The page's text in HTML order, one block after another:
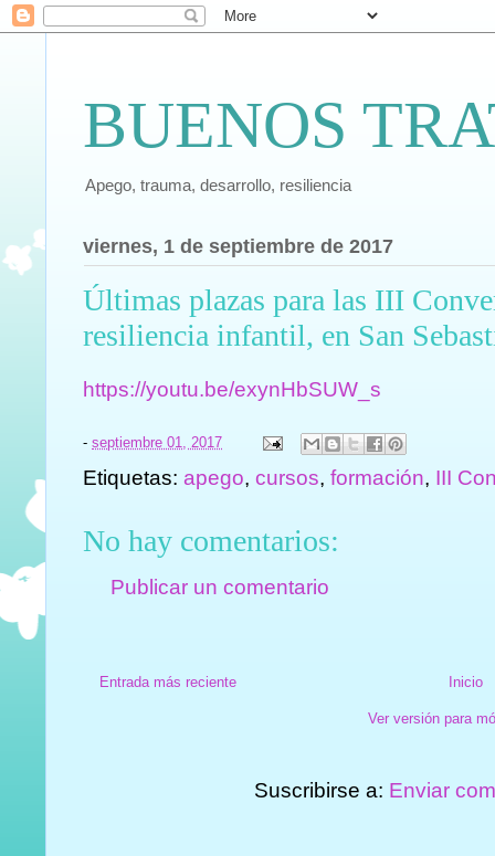
BUENOS
Apego, trauma, desarrollo, resiliencia
viernes, 1 de septiembre de 2017
Últimas plazas para las III
resiliencia infantil, en San
https://youtu.be/exynHbSUW_s
-septiembre 01, 2017
Etiquetas:apego,cursos,formación, III
No hay comentarios:
Publicar un comentario
Entrada más reciente Inicio
Ver versión para
Suscribirse a: Enviar